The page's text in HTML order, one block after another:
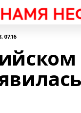
07:16